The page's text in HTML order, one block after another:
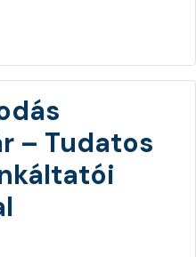
– Tudatos